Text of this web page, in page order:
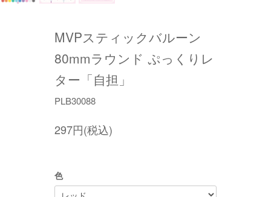
MVPスティックバルーン
80mmラウンド ぷっくりレ
ター「自担」
PLB30088
297円(税込)
色